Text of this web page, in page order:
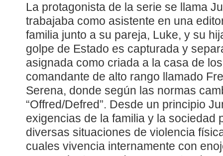
La protagonista de la serie se llama
trabajaba como asistente en una
familia junto a su pareja, Luke, y su
golpe de Estado es capturada y
asignada como criada a la casa de
comandante de alto rango llamado
Serena, donde según las normas
“Offred/Defred”. Desde un principio
exigencias de la familia y la sociedad
diversas situaciones de violencia
cuales vivencia internamente con